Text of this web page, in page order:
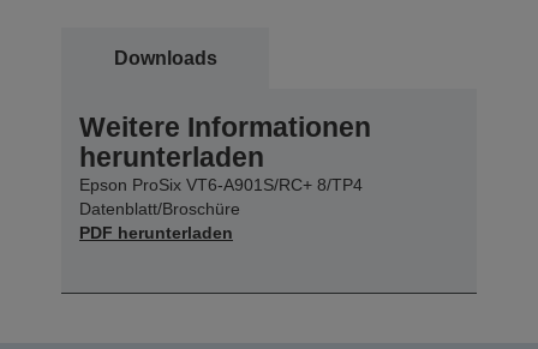
Downloads
Weitere Informationen
herunterladen
Epson ProSix VT6-A901S/RC+ 8/TP4
Datenblatt/Broschüre
PDF herunterladen